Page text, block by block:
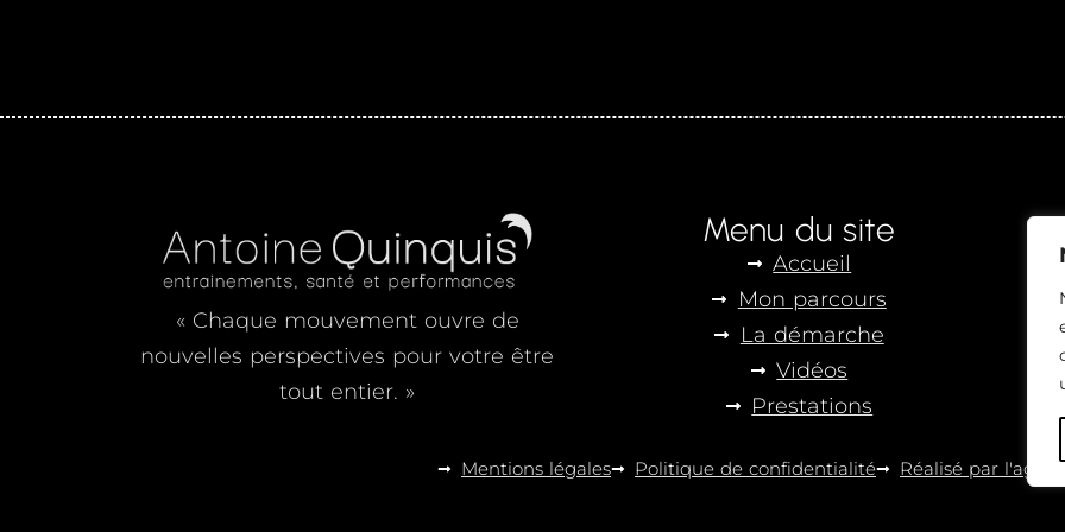
« Chaque mouvement ouvre de
nouvelles perspectives pour votre être
tout entier. »
Menu du site
Accueil
Mon parcours
La démarche
Vidéos
Prestations
Mentions légales Politique de confidentialité Réalisé par